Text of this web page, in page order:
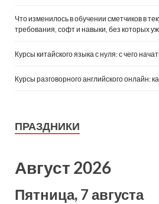
Что изменилось в обучении сметчиков в
требования, софт и навыки, без которых
Курсы китайского языка с нуля: с чего
Курсы разговорного английского онлайн:
ПРАЗДНИКИ
Август 2026
Пятница, 7 августа